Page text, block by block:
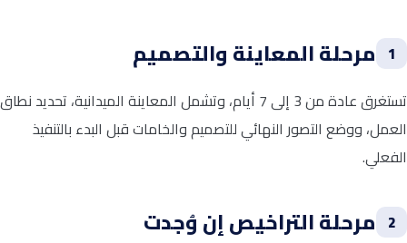
1 مرحلة المعاينة والتصميم
تستغرق عادة من 3 إلى 7 أيام، وتشمل المعاينة الميدانية، تحديد نطاق
العمل، ووضع التصور النهائي للتصميم والخامات قبل البدء بالتنفيذ
الفعلي.
2 مرحلة التراخيص إن وُجدت